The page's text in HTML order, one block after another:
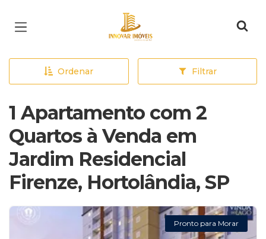
Página inicial
Ordenar Filtrar
1 Apartamento com 2
Quartos à Venda em
Jardim Residencial
Firenze, Hortolândia, SP
Pronto para Morar